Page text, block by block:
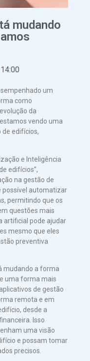
mudando
14:00
um
como
da
vendo uma
edifícios,
e Inteligência
edifícios”,
na gestão de
possível automatizar
permitindo que os
questões mais
artificial pode ajudar
mesmo que eles
preventiva
mudando a forma
uma forma mais
de gestão
remota e em
desde a
Isso
uma visão
e possam tomar
precisos.